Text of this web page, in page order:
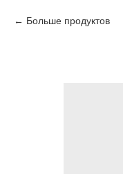
Больше продуктов